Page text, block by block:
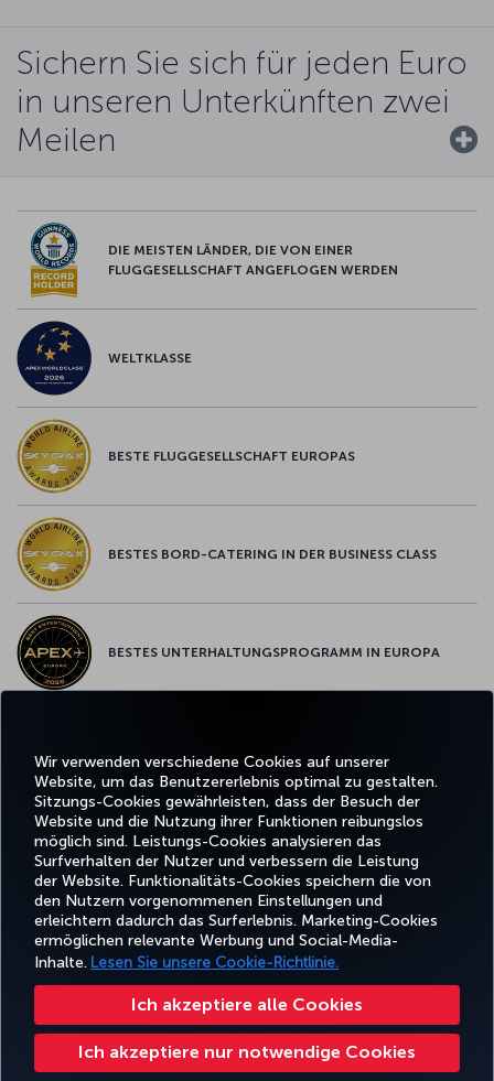
Wir verwenden verschiedene Cookies auf unserer
Website, um das Benutzererlebnis optimal zu gestalten.
Sitzungs-Cookies gewährleisten, dass der Besuch der
Website und die Nutzung ihrer Funktionen reibungslos
möglich sind. Leistungs-Cookies analysieren das
Surfverhalten der Nutzer und verbessern die Leistung
der Website. Funktionalitäts-Cookies speichern die von
den Nutzern vorgenommenen Einstellungen und
erleichtern dadurch das Surferlebnis. Marketing-Cookies
ermöglichen relevante Werbung und Social-Media-
Inhalte. Lesen Sie unsere Cookie-Richtlinie.
Ich akzeptiere alle Cookies
Ich akzeptiere nur notwendige Cookies
Sichern Sie sich für jeden Euro
in unseren Unterkünften zwei
Meilen
DIE MEISTEN LÄNDER, DIE VON EINER
FLUGGESELLSCHAFT ANGEFLOGEN WERDEN
WELTKLASSE
BESTE FLUGGESELLSCHAFT EUROPAS
BESTES BORD-CATERING IN DER BUSINESS CLASS
BESTES UNTERHALTUNGSPROGRAMM IN EUROPA
Facebook
TwitterInstagram
YouTubeLinkedIn
TikTokBlogPinterest
BUCHEN
UND
VERWALTEN
ERLEBNIS
ANGEBOTE
UND
REISEZIELE
HILFE MILES&SMILES
Barrierefreiheit Datenschutz- und Cookie-Richtlinie Rechtliche Hinweise Fluggastrechte
Cookie-Einstellungen ändern US DOT Kundenserviceplan Rechte betroffener Personen in der EU